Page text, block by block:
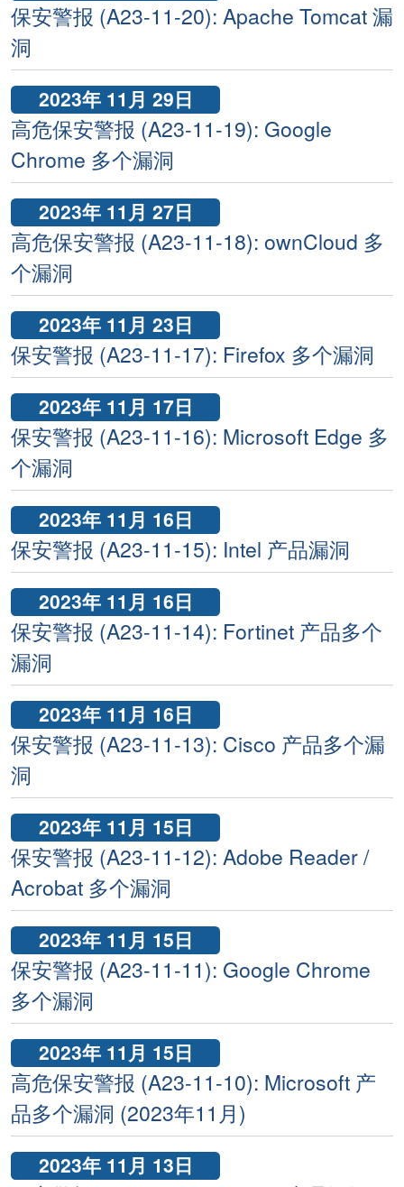
保安警报 (A23-11-20): Apache Tomcat 漏
洞
2023年 11月 29日
高危保安警报 (A23-11-19): Google
Chrome 多个漏洞
2023年 11月 27日
高危保安警报 (A23-11-18): ownCloud 多
个漏洞
2023年 11月 23日
保安警报 (A23-11-17): Firefox 多个漏洞
2023年 11月 17日
保安警报 (A23-11-16): Microsoft Edge 多
个漏洞
2023年 11月 16日
保安警报 (A23-11-15): Intel 产品漏洞
2023年 11月 16日
保安警报 (A23-11-14): Fortinet 产品多个
漏洞
2023年 11月 16日
保安警报 (A23-11-13): Cisco 产品多个漏
洞
2023年 11月 15日
保安警报 (A23-11-12): Adobe Reader /
Acrobat 多个漏洞
2023年 11月 15日
保安警报 (A23-11-11): Google Chrome
多个漏洞
2023年 11月 15日
高危保安警报 (A23-11-10): Microsoft 产
品多个漏洞 (2023年11月)
2023年 11月 13日